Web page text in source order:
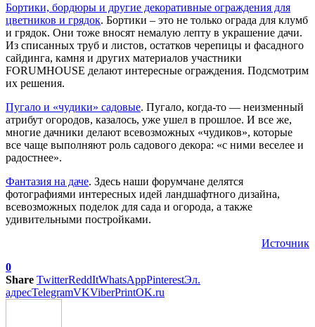
Бортики, бордюры и другие декоративные ограждения для
цветников и грядок. Бортики – это не только ограда для клумб
и грядок. Они тоже вносят немалую лепту в украшение дачи.
Из списанных труб и листов, остатков черепицы и фасадного
сайдинга, камня и других материалов участники
FORUMHOUSE делают интересные ограждения. Подсмотрим
их решения.
Пугало и «чудики» садовые. Пугало, когда-то — неизменный
атрибут огородов, казалось, уже ушел в прошлое. И все же,
многие дачники делают всевозможных «чудиков», которые
все чаще выполняют роль садового декора: «с ними веселее и
радостнее».
Фантазия на даче. Здесь наши форумчане делятся
фотографиями интересных идей ландшафтного дизайна,
всевозможных поделок для сада и огорода, а также
удивительными постройками.
Источник
0
Share TwitterReddItWhatsAppPinterestЭл.
адресTelegramVKViberPrintOK.ru